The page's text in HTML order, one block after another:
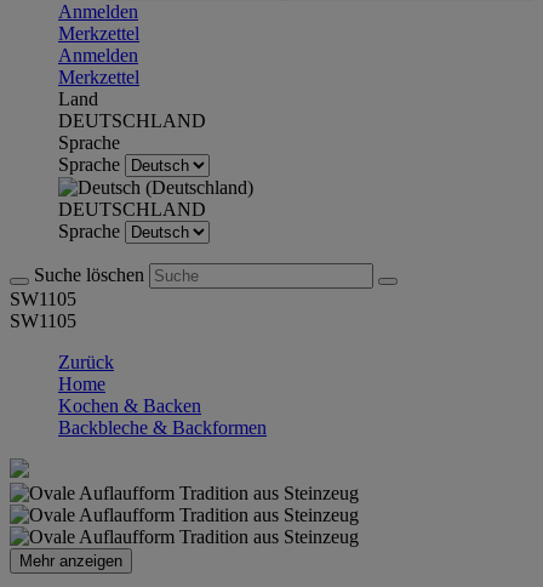
Anmelden
Merkzettel
Anmelden
Merkzettel
Land
DEUTSCHLAND
Sprache
Sprache
DEUTSCHLAND
Sprache
Suche löschen
SW1105
SW1105
Zurück
Home
Kochen & Backen
Backbleche & Backformen
Mehr anzeigen